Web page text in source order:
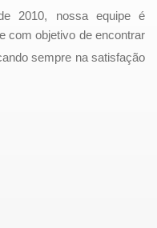
2010, nossa equipe é
com objetivo de encontrar
sempre na satisfação